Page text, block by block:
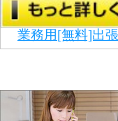
業務用[無料]出